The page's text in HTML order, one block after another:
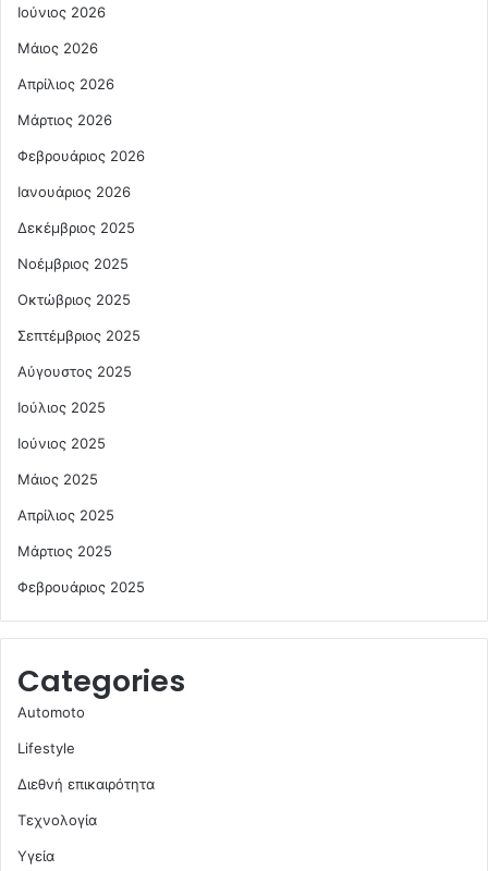
Ιούνιος 2026
Μάιος 2026
Απρίλιος 2026
Μάρτιος 2026
Φεβρουάριος 2026
Ιανουάριος 2026
Δεκέμβριος 2025
Νοέμβριος 2025
Οκτώβριος 2025
Σεπτέμβριος 2025
Αύγουστος 2025
Ιούλιος 2025
Ιούνιος 2025
Μάιος 2025
Απρίλιος 2025
Μάρτιος 2025
Φεβρουάριος 2025
Categories
Automoto
Lifestyle
Διεθνή επικαιρότητα
Τεχνολογία
Υγεία